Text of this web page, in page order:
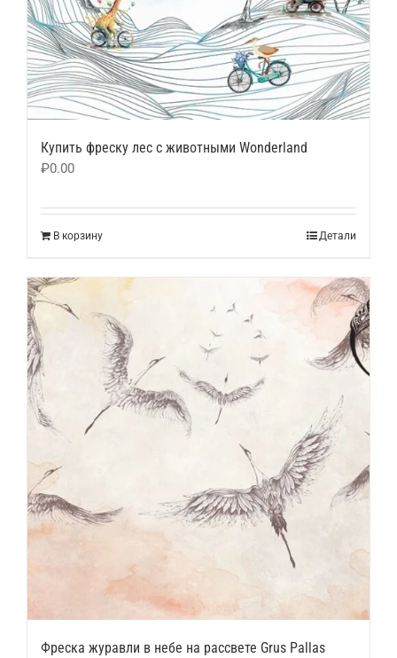
Купить фреску лес с животными Wonderland
₽0.00
В корзину Детали
Фреска журавли в небе на рассвете Grus Pallas